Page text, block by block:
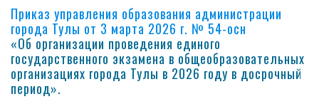
Приказ управления образования администрации
города Тулы от 3 марта 2026 г. № 54-осн
«Об организации проведения единого
государственного экзамена в общеобразовательных
организациях города Тулы в 2026 году в досрочный
период».